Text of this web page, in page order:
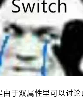
由于双属性里可以讨论